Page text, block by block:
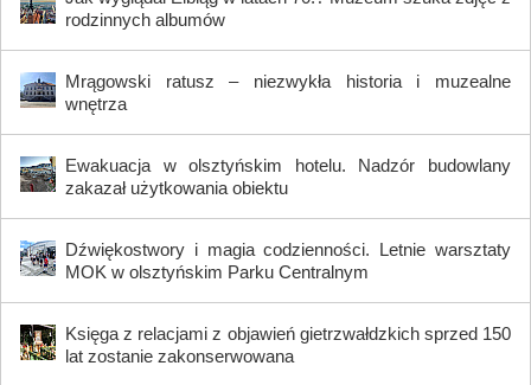
rodzinnych albumów
Mrągowski ratusz – niezwykła historia i muzealne
wnętrza
Ewakuacja w olsztyńskim hotelu. Nadzór budowlany
zakazał użytkowania obiektu
Dźwiękostwory i magia codzienności. Letnie warsztaty
MOK w olsztyńskim Parku Centralnym
Księga z relacjami z objawień gietrzwałdzkich sprzed 150
lat zostanie zakonserwowana